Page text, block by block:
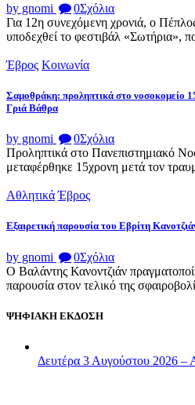
by gnomi 0Σχόλια
Για 12η συνεχόμενη χρονιά, ο
υποδεχθεί το φεστιβάλ «Σωτήρια»,
Έβρος Κοινωνία
Σαμοθράκη: προληπτικά στο νοσοκομείο
Γριά Βάθρα
by gnomi 0Σχόλια
Προληπτικά στο Πανεπιστημιακό
μεταφέρθηκε 15χρονη μετά τον
Αθλητικά Έβρος
Εξαιρετική παρουσία του Εβρίτη
by gnomi 0Σχόλια
Ο Βαλάντης Κανοντζιάν
παρουσία στον τελικό της
ΨΗΦΙΑΚΗ ΕΚΔΟΣΗ
Δευτέρα 3 Αυγούστου 2026 –